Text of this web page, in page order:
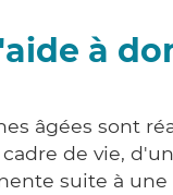
à
âgées sont
de vie,
suite à